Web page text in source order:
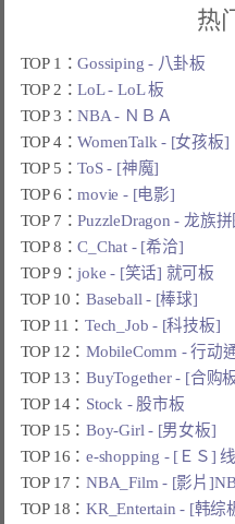
热
TOP 1：Gossiping - 八卦板
TOP 2：LoL - LoL 板
TOP 3：NBA - ＮＢＡ
TOP 4：WomenTalk - [女孩板]
TOP 5：ToS - [神魔]
TOP 6：movie - [电影]
TOP 7：PuzzleDragon - 龙族拼
TOP 8：C_Chat - [希洽]
TOP 9：joke - [笑话] 就可板
TOP 10：Baseball - [棒球]
TOP 11：Tech_Job - [科技板]
TOP 12：MobileComm - 行动
TOP 13：BuyTogether - [合购
TOP 14： Stock - 股市板
TOP 15：Boy-Girl - [男女板]
TOP 16：e-shopping - [ＥＳ]
TOP 17：NBA_Film - [影片
TOP 18：KR_Entertain - [韩综